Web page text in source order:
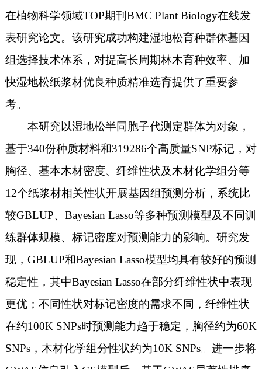
在植物科学领域TOP期刊 BMC Plant Biology在线发
表研究论文。该研究成功构建湿地松育种群体基因
组选择技术体系，对提高长周期林木育种效率、加
快湿地松纸浆材优良种质精准选育提供了重要参
考。
本研究以湿地松半同胞子代测定群体为对象，
基于340份种质材料和319286个高质量SNP标记，对
胸径、基本木材密度、纤维性状及木材化学组分等
12个纸浆材相关性状开展基因组预测分析，系统比
较GBLUP、Bayesian Lasso等多种预测模型及不同训
练群体规模、标记密度对预测能力的影响。研究发
现，GBLUP和Bayesian Lasso模型均具有较好的预测
稳定性，其中Bayesian Lasso在部分纤维性状中表现
更优；不同性状对标记密度的需求不同，纤维性状
在约100K SNPs时预测能力趋于稳定，胸径约为60K
SNPs，木材化学组分性状约为10K SNPs。进一步将